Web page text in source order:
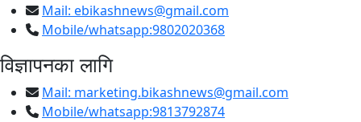
Mail: ebikashnews@gmail.com
Mobile/whatsapp:9802020368
विज्ञापनका लागि
Mail: marketing.bikashnews@gmail.com
Mobile/whatsapp:9813792874